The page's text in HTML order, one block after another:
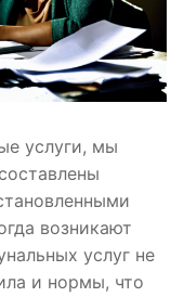
услуги, мы
возникают
услуг не
и нормы, что